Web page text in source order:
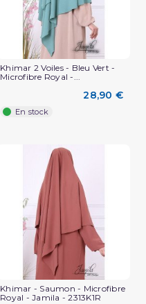
Khimar 2 Voiles - Bleu Vert -
Microfibre Royal -...
28,90 €
En stock
Khimar - Saumon - Microfibre
Royal - Jamila - 2313K1R